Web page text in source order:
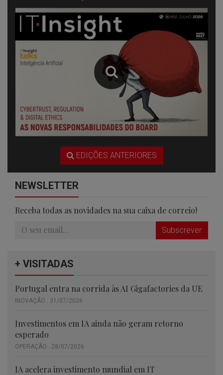
EDIÇÕES ANTERIORES
NEWSLETTER
Receba todas as novidades na sua caixa de correio!
Subscrever
+ VISITADAS
Portugal entra na corrida às AI Gigafactories da UE
INOVAÇÃO . 31/07/2026
Investimentos em IA ainda não geram retorno
esperado
OPERAÇÃO . 28/07/2026
IA acelera investimento mundial em IT